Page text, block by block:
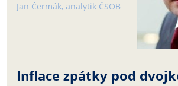
Jan Čermák, analytik ČSOB
Inflace zpátky pod